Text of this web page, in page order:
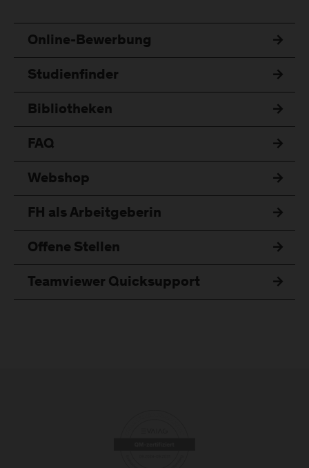
Online-Bewerbung
Studienfinder
Bibliotheken
FAQ
Webshop
FH als Arbeitgeberin
Offene Stellen
Teamviewer Quicksupport